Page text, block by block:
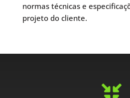
normas técnicas e
projeto do cliente.
